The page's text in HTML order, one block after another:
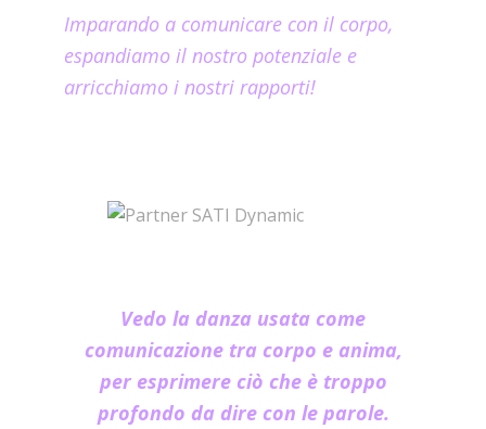
Imparando a comunicare con il corpo,
espandiamo il nostro potenziale e
arricchiamo i nostri rapporti!
Vedo la danza usata come
comunicazione tra corpo e anima,
per esprimere ciò che è troppo
profondo da dire con le parole.